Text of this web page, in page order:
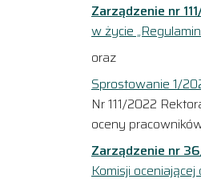
Zarządzenie nr
w życie
oraz
Sprostowanie 1/
Nr 111/2022
oceny
Zarządzenie nr
Komisji